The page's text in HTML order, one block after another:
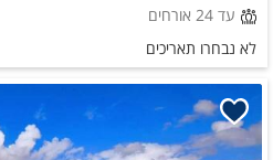
עד 24 אורחים
לא נבחרו תאריכים